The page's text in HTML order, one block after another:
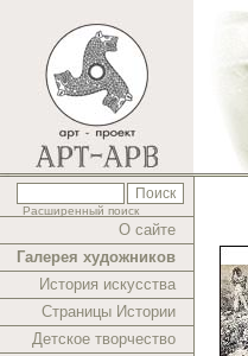
Расширенный поиск
О сайте
Галерея художников
История искусства
Страницы Истории
Детское творчество